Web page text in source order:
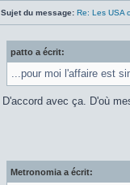
Sujet du message: Re: Les USA
patto a écrit:
...pour moi l'affaire est
D'accord avec ça. D'où
Metronomia a écrit: